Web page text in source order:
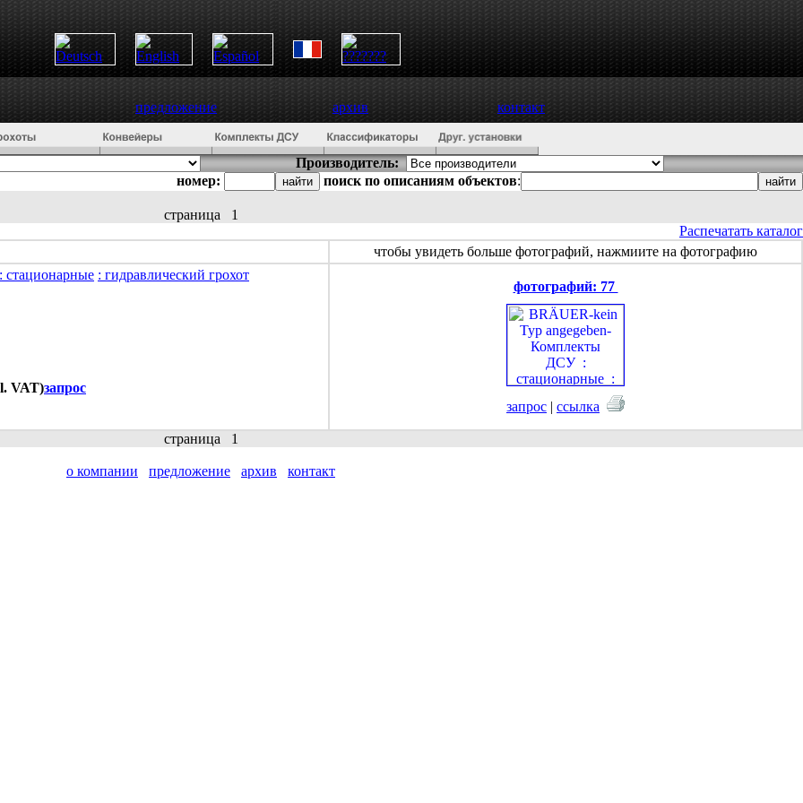
предложение архив контакт
Производитель:
номер:
поиск по описаниям объектов:
страница 1
Распечатать каталог
чтобы увидеть больше фотографий, нажмиите на фотографию
: стационарные : гидравлический грохот
VAT)запрос
фотографий: 77
запрос | ссылка
страница 1
о компании предложение архив контакт